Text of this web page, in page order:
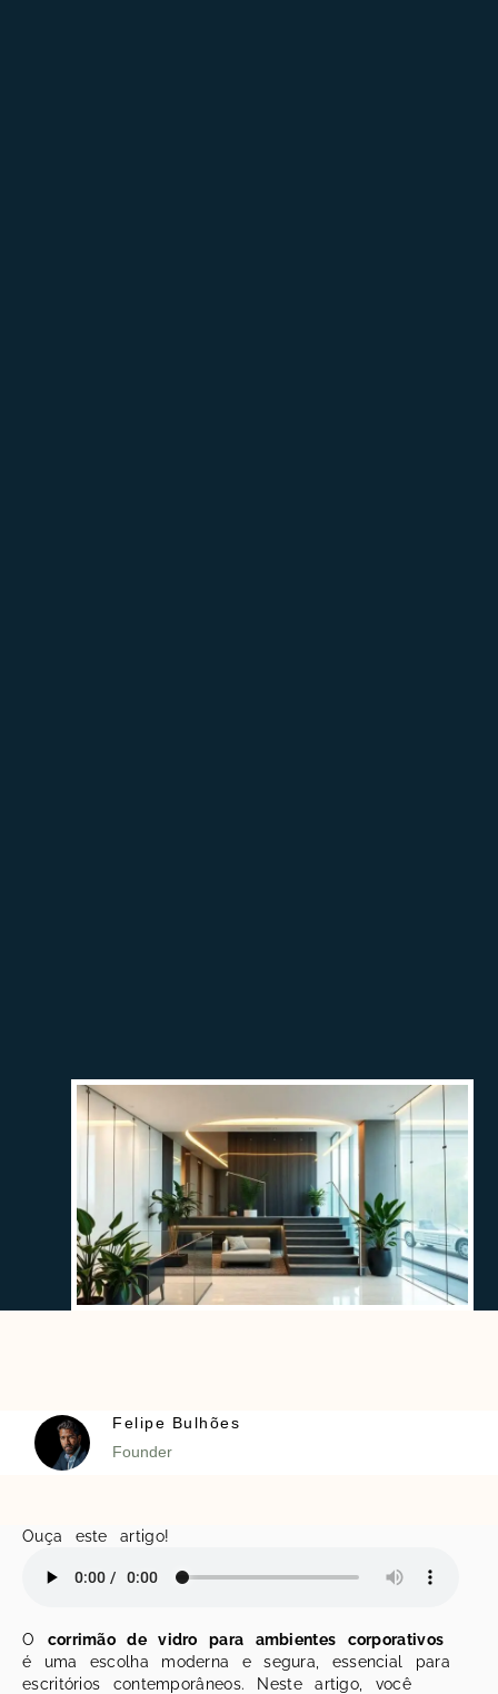
Felipe Bulhões
Founder
Ouça este artigo!
O corrimão de vidro para ambientes corporativos
é uma escolha moderna e segura, essencial para
escritórios contemporâneos. Neste artigo, você